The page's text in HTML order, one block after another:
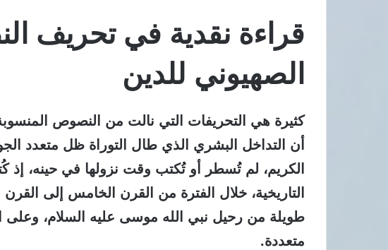
قراءة نقدية في تحريف
الصهيوني للدين
كثيرة هي التحريفات التي نالت من النصوص المنسوبة
أن التداخل البشري الذي طال التوراة ظل متعدد
الكريم، لم تُسطر أو تُكتب وقت نزولها في حينه، إذ
التاريخية، خلال الفترة من القرن الخامس إلى القرن
طويلة من رحيل نبي الله موسى عليه السلام، وعلى
متعددة.